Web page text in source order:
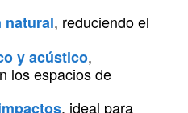
natural, reduciendo el
y acústico,
los espacios de
, ideal para